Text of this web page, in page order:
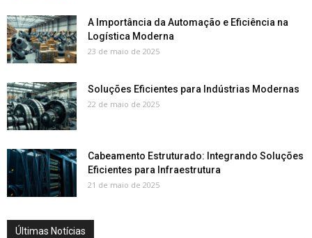
A Importância da Automação e Eficiência na
Logística Moderna
23 de maio de 2025
Soluções Eficientes para Indústrias Modernas
22 de maio de 2025
Cabeamento Estruturado: Integrando Soluções
Eficientes para Infraestrutura
21 de maio de 2025
Últimas Notícias